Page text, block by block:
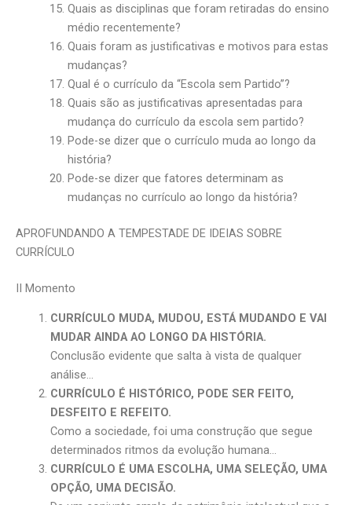
Quais as disciplinas que foram retiradas do ensino
médio recentemente?
Quais foram as justificativas e motivos para estas
mudanças?
Qual é o currículo da “Escola sem Partido”?
Quais são as justificativas apresentadas para
mudança do currículo da escola sem partido?
Pode-se dizer que o currículo muda ao longo da
história?
Pode-se dizer que fatores determinam as
mudanças no currículo ao longo da história?
APROFUNDANDO A TEMPESTADE DE IDEIAS SOBRE
CURRÍCULO
II Momento
CURRÍCULO MUDA, MUDOU, ESTÁ MUDANDO E VAI
MUDAR AINDA AO LONGO DA HISTÓRIA.
Conclusão evidente que salta à vista de qualquer
análise…
CURRÍCULO É HISTÓRICO, PODE SER FEITO,
DESFEITO E REFEITO.
Como a sociedade, foi uma construção que segue
determinados ritmos da evolução humana…
CURRÍCULO É UMA ESCOLHA, UMA SELEÇÃO, UMA
OPÇÃO, UMA DECISÃO.